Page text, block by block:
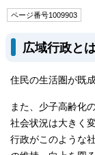
ページ番号1009903
広域行政とは
住民の生活圏が既
また、少子高齢化
社会状況は大きく
行政がこのような